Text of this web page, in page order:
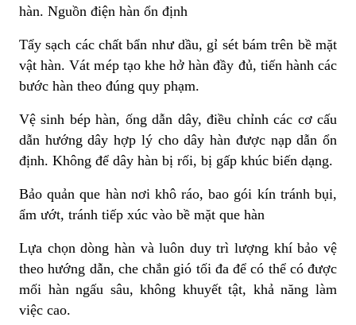
hàn. Nguồn điện hàn ổn định
Tẩy sạch các chất bẩn như dầu, gỉ sét bám trên bề mặt
vật hàn. Vát mép tạo khe hở hàn đầy đủ, tiến hành các
bước hàn theo đúng quy phạm.
Vệ sinh bép hàn, ống dẫn dây, điều chỉnh các cơ cấu
dẫn hướng dây hợp lý cho dây hàn được nạp dẫn ổn
định. Không để dây hàn bị rối, bị gấp khúc biến dạng.
Bảo quản que hàn nơi khô ráo, bao gói kín tránh bụi,
ẩm ướt, tránh tiếp xúc vào bề mặt que hàn
Lựa chọn dòng hàn và luôn duy trì lượng khí bảo vệ
theo hướng dẫn, che chắn gió tối đa để có thể có được
mối hàn ngấu sâu, không khuyết tật, khả năng làm
việc cao.